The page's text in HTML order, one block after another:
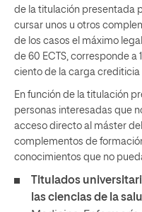
de la titulación presentada
cursar unos u otros
de los casos el máximo
de 60 ECTS, corresponde a
ciento de la carga crediticia
En función de la titulación
personas interesadas que
acceso directo al máster
complementos de
conocimientos que no
Titulados
las ciencias de la